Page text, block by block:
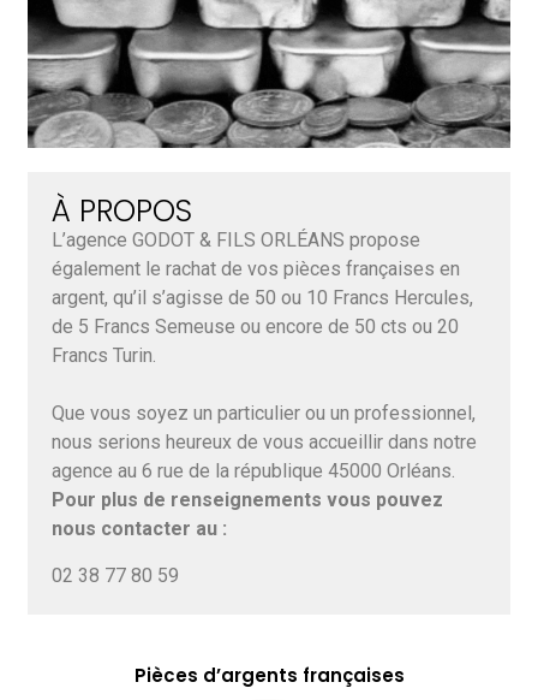
À PROPOS
L’agence GODOT & FILS ORLÉANS propose
également le rachat de vos pièces françaises en
argent, qu’il s’agisse de 50 ou 10 Francs Hercules,
de 5 Francs Semeuse ou encore de 50 cts ou 20
Francs Turin.
Que vous soyez un particulier ou un professionnel,
nous serions heureux de vous accueillir dans notre
agence au 6 rue de la république 45000 Orléans.
Pour plus de renseignements vous pouvez
nous contacter au :
02 38 77 80 59
Pièces d’argents françaises